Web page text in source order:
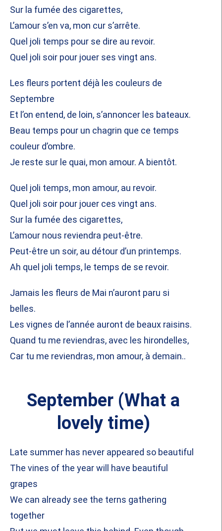
Sur la fumée des cigarettes,
L’amour s’en va, mon cur s’arrête.
Quel joli temps pour se dire au revoir.
Quel joli soir pour jouer ses vingt ans.
Les fleurs portent déjà les couleurs de
Septembre
Et l’on entend, de loin, s’annoncer les bateaux.
Beau temps pour un chagrin que ce temps
couleur d’ombre.
Je reste sur le quai, mon amour. A bientôt.
Quel joli temps, mon amour, au revoir.
Quel joli soir pour jouer ces vingt ans.
Sur la fumée des cigarettes,
L’amour nous reviendra peut-être.
Peut-être un soir, au détour d’un printemps.
Ah quel joli temps, le temps de se revoir.
Jamais les fleurs de Mai n’auront paru si
belles.
Les vignes de l’année auront de beaux raisins.
Quand tu me reviendras, avec les hirondelles,
Car tu me reviendras, mon amour, à demain..
September (What a
lovely time)
Late summer has never appeared so beautiful
The vines of the year will have beautiful
grapes
We can already see the terns gathering
together